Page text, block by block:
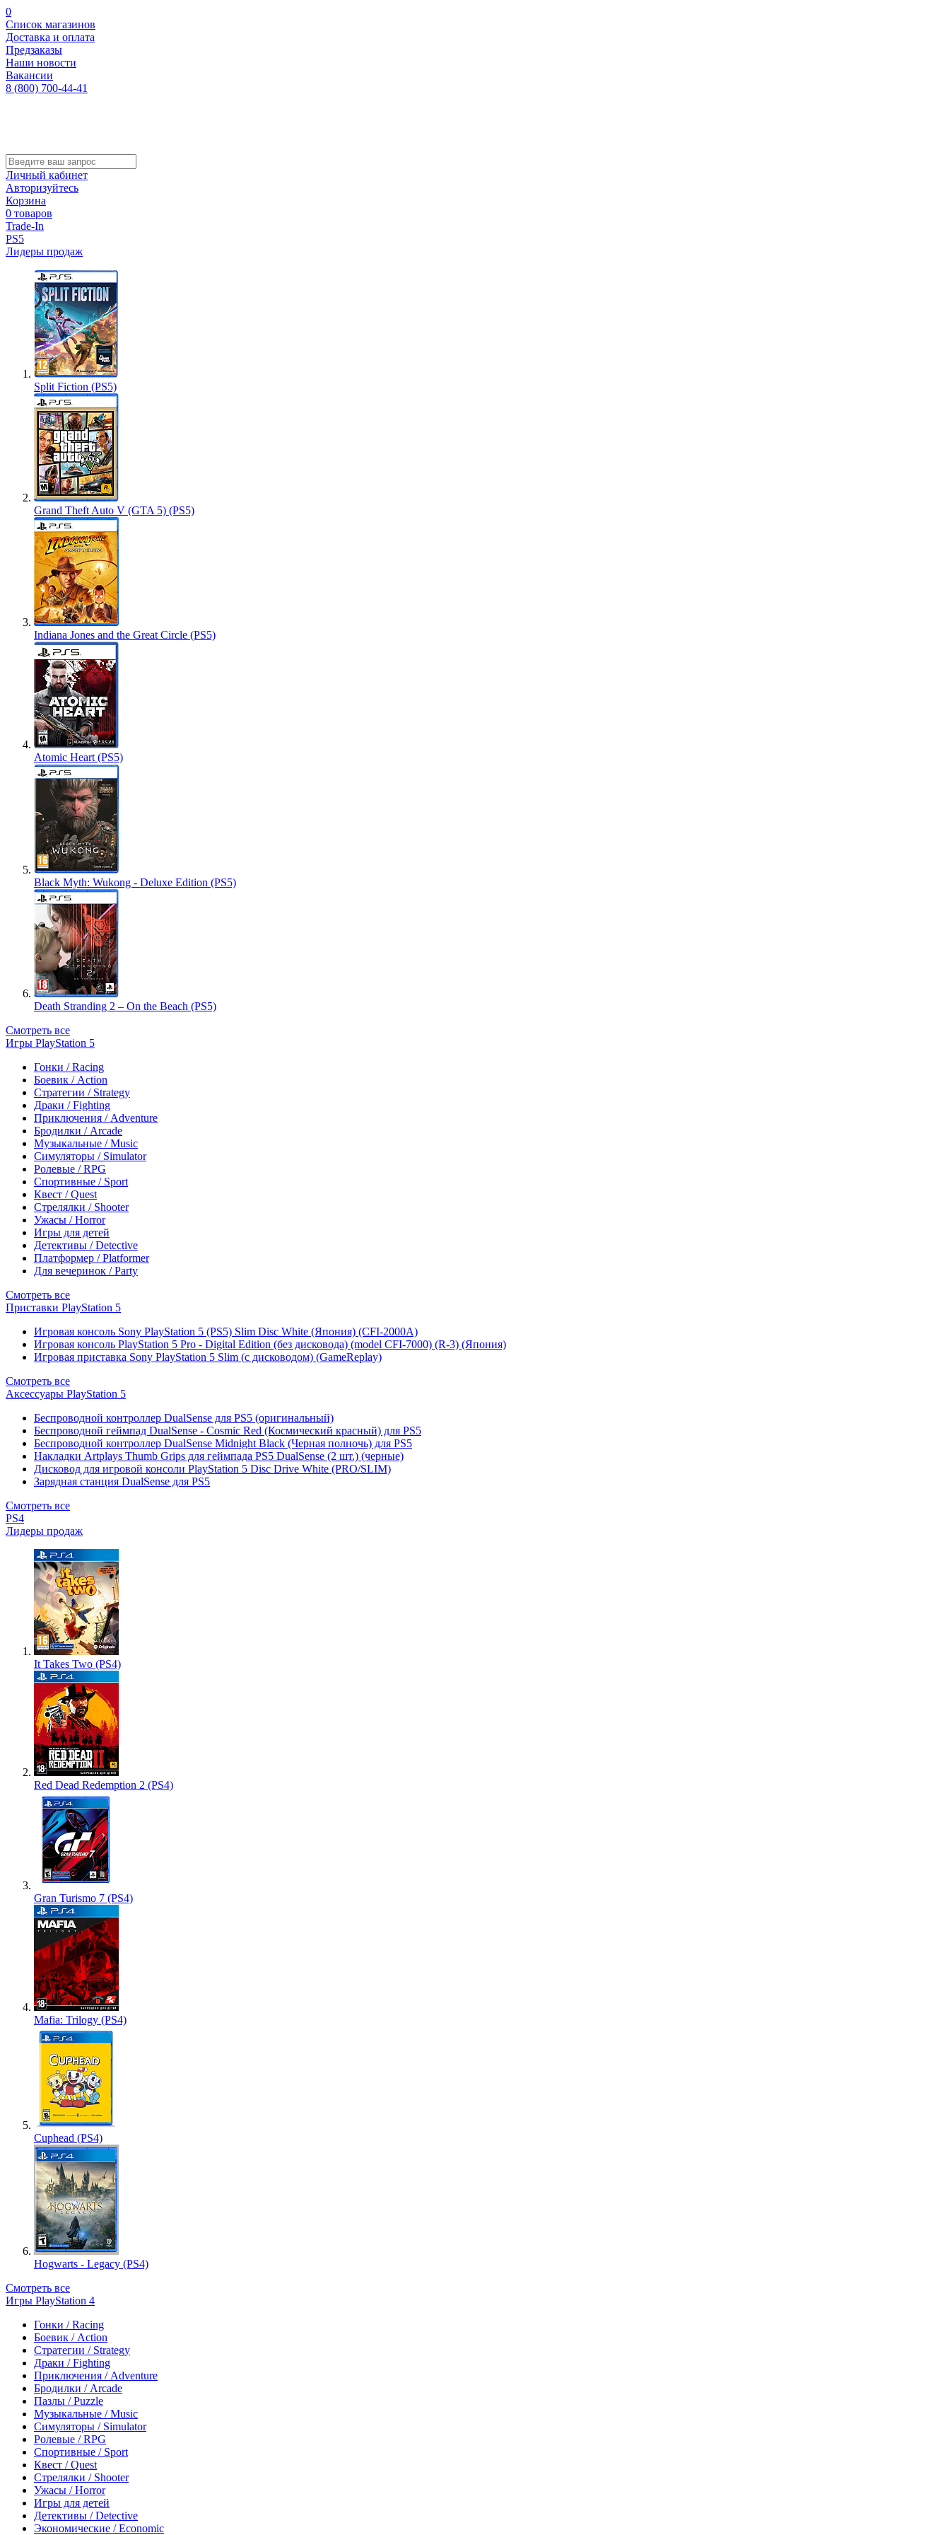
0
Список магазинов
Доставка и оплата
Предзаказы
Наши новости
Вакансии
8 (800) 700-44-41
Личный кабинет
Авторизуйтесь
Корзина
0 товаров
Trade-In
PS5
Лидеры продаж
Split Fiction (PS5)
Grand Theft Auto V (GTA 5) (PS5)
Indiana Jones and the Great Circle (PS5)
Atomic Heart (PS5)
Black Myth: Wukong - Deluxe Edition (PS5)
Death Stranding 2 – On the Beach (PS5)
Смотреть все
Игры PlayStation 5
Гонки / Racing
Боевик / Action
Стратегии / Strategy
Драки / Fighting
Приключения / Adventure
Бродилки / Arcade
Музыкальные / Music
Симуляторы / Simulator
Ролевые / RPG
Спортивные / Sport
Квест / Quest
Стрелялки / Shooter
Ужасы / Horror
Игры для детей
Детективы / Detective
Платформер / Platformer
Для вечеринок / Party
Смотреть все
Приставки PlayStation 5
Игровая консоль Sony PlayStation 5 (PS5) Slim Disc White (Япония) (CFI-2000A)
Игровая консоль PlayStation 5 Pro - Digital Edition (без дисковода) (model CFI-7000) (R-3) (Япония)
Игровая приставка Sony PlayStation 5 Slim (с дисководом) (GameReplay)
Смотреть все
Аксессуары PlayStation 5
Беспроводной контроллер DualSense для PS5 (оригинальный)
Беспроводной геймпад DualSense - Cosmic Red (Космический красный) для PS5
Беспроводной контроллер DualSense Midnight Black (Черная полночь) для PS5
Накладки Artplays Thumb Grips для геймпада PS5 DualSense (2 шт.) (черные)
Дисковод для игровой консоли PlayStation 5 Disc Drive White (PRO/SLIM)
Зарядная станция DualSense для PS5
Смотреть все
PS4
Лидеры продаж
It Takes Two (PS4)
Red Dead Redemption 2 (PS4)
Gran Turismo 7 (PS4)
Mafia: Trilogy (PS4)
Cuphead (PS4)
Hogwarts - Legacy (PS4)
Смотреть все
Игры PlayStation 4
Гонки / Racing
Боевик / Action
Стратегии / Strategy
Драки / Fighting
Приключения / Adventure
Бродилки / Arcade
Пазлы / Puzzle
Музыкальные / Music
Симуляторы / Simulator
Ролевые / RPG
Спортивные / Sport
Квест / Quest
Стрелялки / Shooter
Ужасы / Horror
Игры для детей
Детективы / Detective
Экономические / Economic